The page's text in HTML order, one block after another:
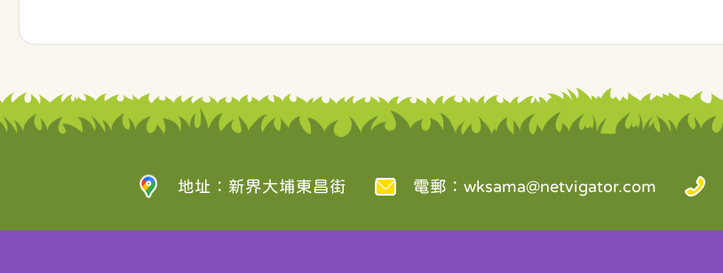
地址：新界大埔東昌街 電郵： wksama@netvigator.com